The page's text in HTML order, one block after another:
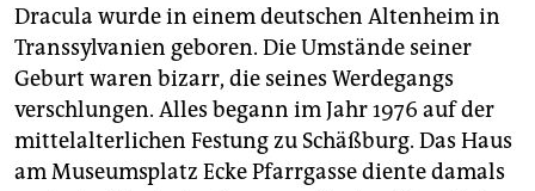
verlag
verlag
veranstaltungen
shop
Dracula wurde in einem deutschen Altenheim in
Transsylvanien geboren. Die Umstände seiner
Geburt waren bizarr, die seines Werdegangs
verschlungen. Alles begann im Jahr 1976 auf der
mittelalterlichen Festung zu Schäßburg. Das Haus
am Museumsplatz Ecke Pfarrgasse diente damals